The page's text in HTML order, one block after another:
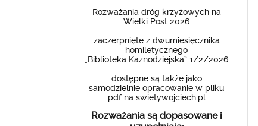
Rozważania dróg krzyżowych na
Wielki Post 2026
zaczerpnięte z dwumiesięcznika
homiletycznego
„Biblioteka Kaznodziejska” 1/2/2026
dostępne są także jako
samodzielnie opracowanie w pliku
.pdf na swietywojciech.pl.
Rozważania są dopasowane i